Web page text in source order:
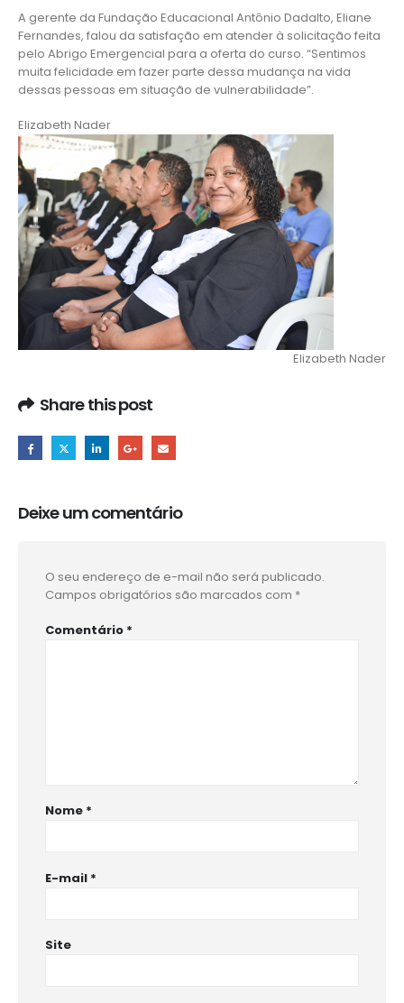
A gerente da Fundação Educacional Antônio Dadalto, Eliane
Fernandes, falou da satisfação em atender à solicitação feita
pelo Abrigo Emergencial para a oferta do curso. “Sentimos
muita felicidade em fazer parte dessa mudança na vida
dessas pessoas em situação de vulnerabilidade”.
Elizabeth Nader
Elizabeth Nader
Share this post
Deixe um comentário
O seu endereço de e-mail não será publicado.
Campos obrigatórios são marcados com *
Comentário *
Nome *
E-mail *
Site